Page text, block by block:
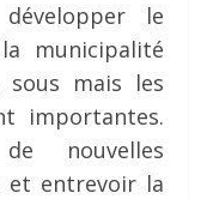
le
municipalité
mais les
importantes.
nouvelles
et entrevoir la